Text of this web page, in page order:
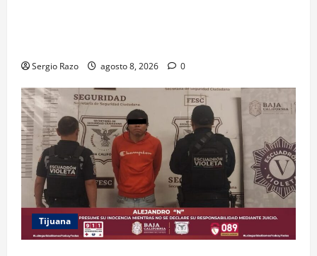
Sergio Razo agosto 8, 2026 0
Tijuana